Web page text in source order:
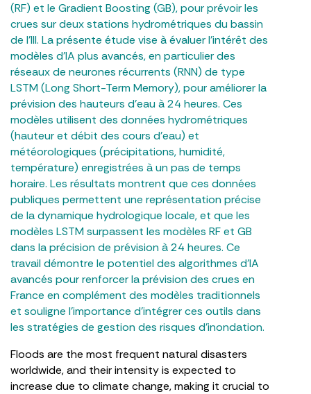
(RF) et le Gradient Boosting (GB), pour prévoir les
crues sur deux stations hydrométriques du bassin
de l’Ill. La présente étude vise à évaluer l’intérêt des
modèles d’IA plus avancés, en particulier des
réseaux de neurones récurrents (RNN) de type
LSTM (Long Short-Term Memory), pour améliorer la
prévision des hauteurs d’eau à 24 heures. Ces
modèles utilisent des données hydrométriques
(hauteur et débit des cours d’eau) et
météorologiques (précipitations, humidité,
température) enregistrées à un pas de temps
horaire. Les résultats montrent que ces données
publiques permettent une représentation précise
de la dynamique hydrologique locale, et que les
modèles LSTM surpassent les modèles RF et GB
dans la précision de prévision à 24 heures. Ce
travail démontre le potentiel des algorithmes d’IA
avancés pour renforcer la prévision des crues en
France en complément des modèles traditionnels
et souligne l’importance d’intégrer ces outils dans
les stratégies de gestion des risques d’inondation.
Floods are the most frequent natural disasters
worldwide, and their intensity is expected to
increase due to climate change, making it crucial to